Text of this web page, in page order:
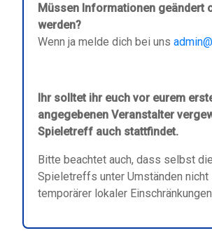
Müssen Informationen geändert
werden?
Wenn ja melde dich bei uns
Ihr solltet ihr euch vor eurem
angegebenen Veranstalter
Spieletreff auch stattfindet.
Bitte beachtet auch, dass selbst
Spieletreffs unter Umständen
temporärer lokaler